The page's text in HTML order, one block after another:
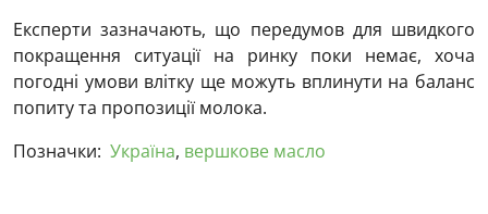
Експерти зазначають, що передумов для швидкого
покращення ситуації на ринку поки немає, хоча
погодні умови влітку ще можуть вплинути на баланс
попиту та пропозиції молока.
Позначки: Україна, вершкове масло